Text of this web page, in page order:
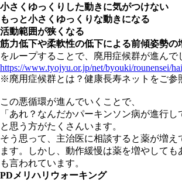
小さくゆっくりした動きに気がつけない
もっと小さくゆっくりな動きになる
活動範囲が狭くなる
筋力低下や柔軟性の低下による前傾姿勢の
をループすることで、廃用症候群が進んで
https://www.tyojyu.or.jp/net/byouki/rounensei/
※廃用症候群とは？健康長寿ネットをご参
この悪循環が進んでいくことで、
「あれ？なんだかパーキンソン病が進行し
と思う方がたくさんいます。
そう思って、主治医に相談すると薬が増え
ます。しかし、動作緩慢は薬を増やしても
も言われています。
PDメリハリウォーキング